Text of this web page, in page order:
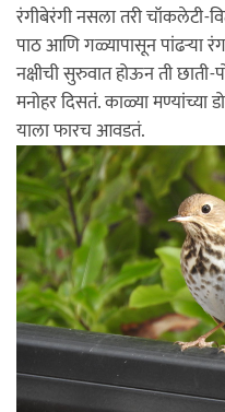
रंगीबेरंगी नसला तरी चॉकलेटी-
पाठ आणि गळ्यापासून पांढर्‍या
नक्षीची सुरुवात होऊन ती
मनोहर दिसतं. काळ्या मण्यांच्या
याला फारच आवडतं.